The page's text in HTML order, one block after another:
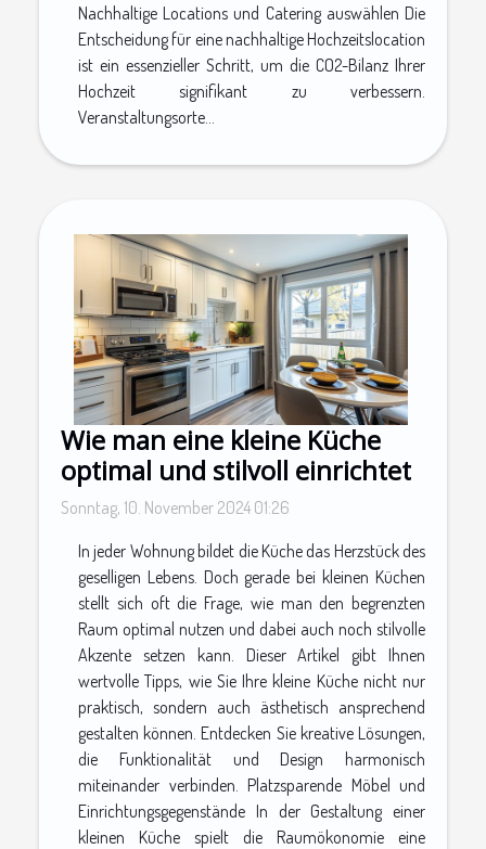
Nachhaltige Locations und Catering auswählen Die
Entscheidung für eine nachhaltige Hochzeitslocation
ist ein essenzieller Schritt, um die CO2-Bilanz Ihrer
Hochzeit signifikant zu verbessern.
Veranstaltungsorte...
Wie man eine kleine Küche
optimal und stilvoll einrichtet
Sonntag, 10. November 2024 01:26
In jeder Wohnung bildet die Küche das Herzstück des
geselligen Lebens. Doch gerade bei kleinen Küchen
stellt sich oft die Frage, wie man den begrenzten
Raum optimal nutzen und dabei auch noch stilvolle
Akzente setzen kann. Dieser Artikel gibt Ihnen
wertvolle Tipps, wie Sie Ihre kleine Küche nicht nur
praktisch, sondern auch ästhetisch ansprechend
gestalten können. Entdecken Sie kreative Lösungen,
die Funktionalität und Design harmonisch
miteinander verbinden. Platzsparende Möbel und
Einrichtungsgegenstände In der Gestaltung einer
kleinen Küche spielt die Raumökonomie eine